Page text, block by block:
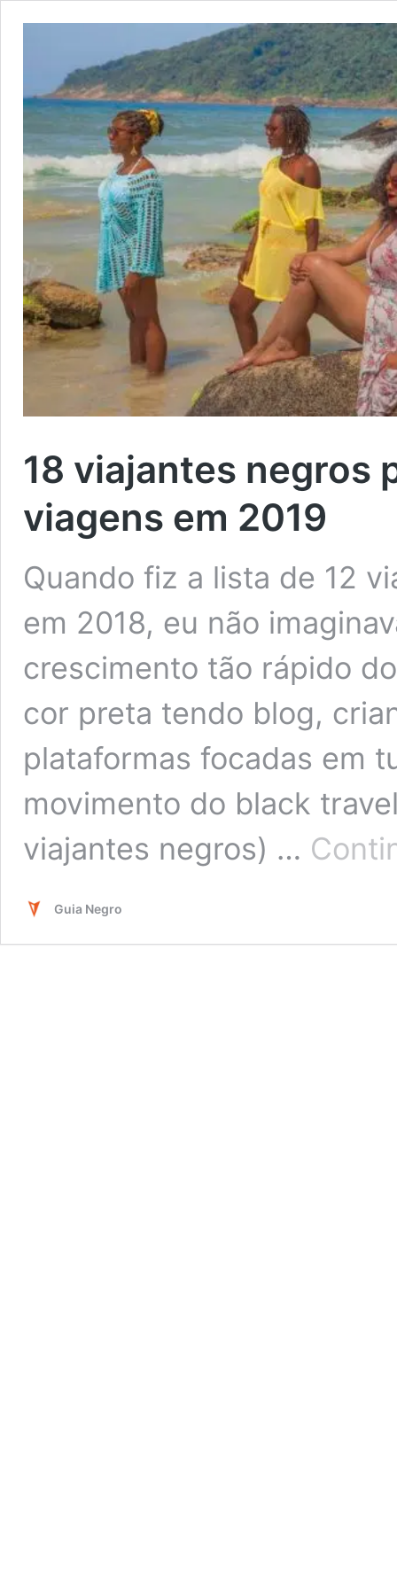
18 viajantes negros
viagens em 2019
Quando fiz a lista de 12
em 2018, eu não
crescimento tão rápido
cor preta tendo blog,
plataformas focadas em
movimento do black
viajantes negros) …
Guia Negro